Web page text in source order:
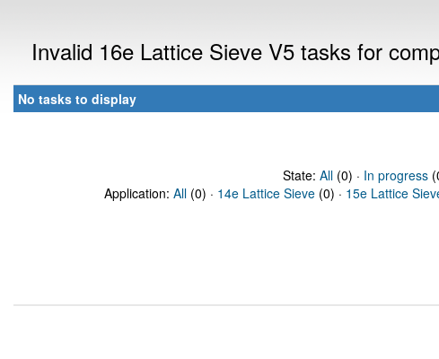
Invalid 16e Lattice Sieve V5 tasks for
No tasks to display
State: All(0) · In progress
Application: All (0) · 14e Lattice Sieve (0) · 15e Lattice